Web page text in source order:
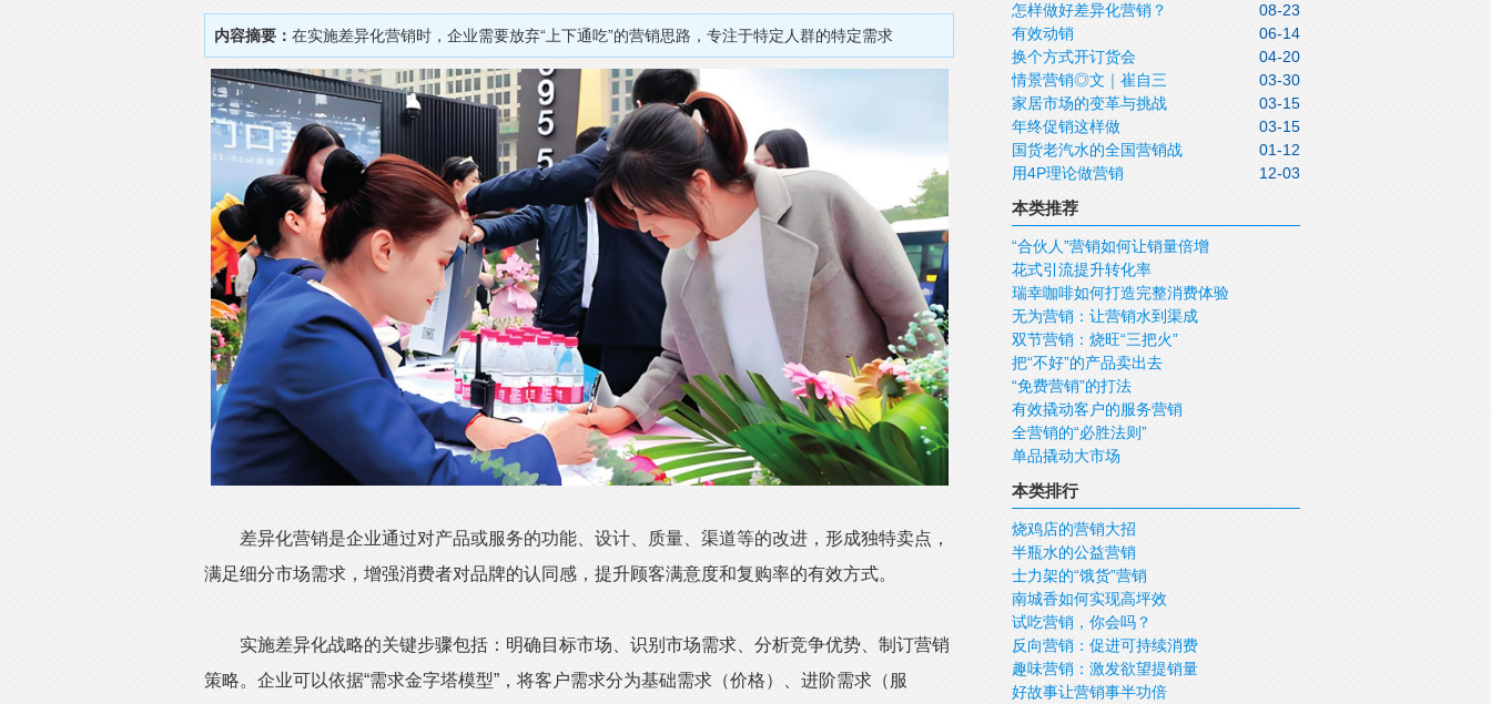
内容摘要： 在实施差异化营销时，企业需要放弃“上下通吃”的营销思路，专注于特定人群的特定需求
差异化营销是企业通过对产品或服务的功能、设计、质量、渠道等的改进，形成独特卖点，
满足细分市场需求，增强消费者对品牌的认同感，提升顾客满意度和复购率的有效方式。
实施差异化战略的关键步骤包括：明确目标市场、识别市场需求、分析竞争优势、制订营销
策略。企业可以依据“需求金字塔模型”，将客户需求分为基础需求（价格）、进阶需求（服
08-23
怎样做好差异化营销？
06-14
有效动销
04-20
换个方式开订货会
03-30
情景营销◎文｜崔自三
03-15
家居市场的变革与挑战
03-15
年终促销这样做
01-12
国货老汽水的全国营销战
12-03
用4P理论做营销
本类推荐
“合伙人”营销如何让销量倍增
花式引流提升转化率
瑞幸咖啡如何打造完整消费体验
无为营销：让营销水到渠成
双节营销：烧旺“三把火”
把“不好”的产品卖出去
“免费营销”的打法
有效撬动客户的服务营销
全营销的“必胜法则”
单品撬动大市场
本类排行
烧鸡店的营销大招
半瓶水的公益营销
士力架的“饿货”营销
南城香如何实现高坪效
试吃营销，你会吗？
反向营销：促进可持续消费
趣味营销：激发欲望提销量
好故事让营销事半功倍